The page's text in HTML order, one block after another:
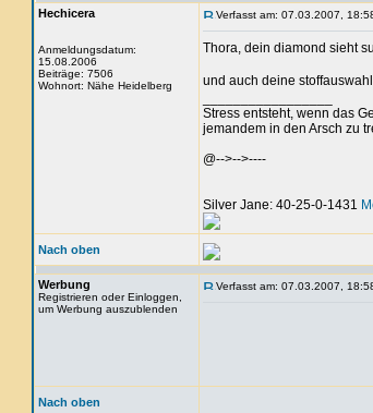
Hechicera
Anmeldungsdatum:
15.08.2006
Beiträge: 7506
Wohnort: Nähe Heidelberg
Verfasst am: 07.03.2007,
Thora, dein diamond sieht
und auch deine
Stress entsteht, wenn das
jemandem in den Arsch zu
@-->-->----
Silver Jane: 40-25-0-1431
Nach oben
Werbung
Registrieren oder Einloggen,
um Werbung auszublenden
Verfasst am: 07.03.2007,
Nach oben